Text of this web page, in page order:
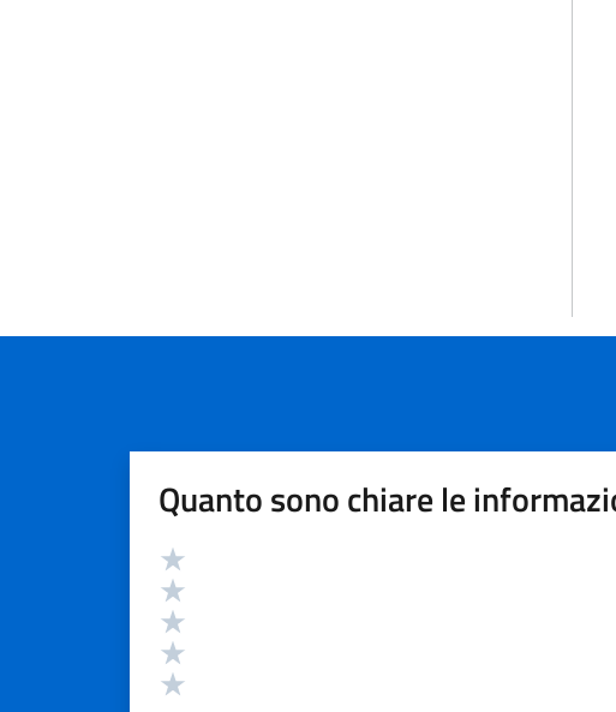
Quanto sono chiare le
Valutazione